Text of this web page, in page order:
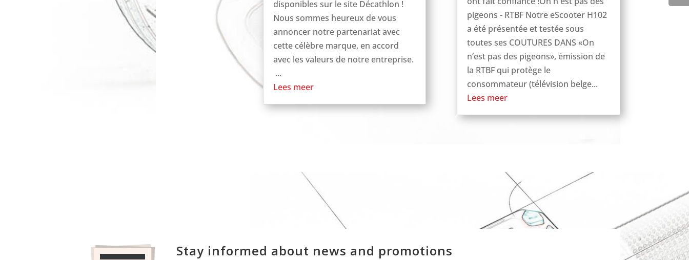
disponibles sur le site Décathlon !
Nous sommes heureux de vous
annoncer notre partenariat avec
cette célèbre marque, en accord
avec les valeurs de notre entreprise.
...
Lees meer
pigeons - RTBF Notre eScooter H102
a été présentée et testée sous
toutes ses COUTURES DANS «On
n’est pas des pigeons», émission de
la RTBF qui protège le
consommateur (télévision belge...
Lees meer
Stay informed about news and promotions